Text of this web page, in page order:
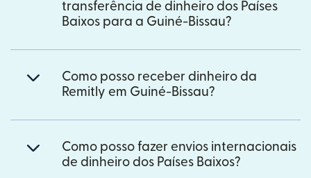
transferência de dinheiro dos Países
Baixos para a Guiné-Bissau?
Como posso receber dinheiro da
Remitly em Guiné-Bissau?
Como posso fazer envios internacionais
de dinheiro dos Países Baixos?